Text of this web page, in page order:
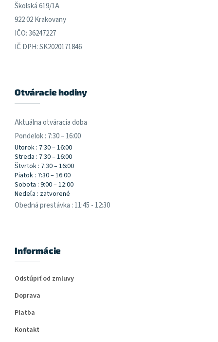
Školská 619/1A
922 02 Krakovany
IČO: 36247227
IČ DPH: SK2020171846
Otváracie hodiny
Aktuálna otváracia doba
Pondelok : 7:30 – 16:00
Utorok : 7:30 – 16:00
Streda : 7:30 – 16:00
Štvrtok : 7:30 – 16:00
Piatok : 7:30 – 16:00
Sobota : 9:00 – 12:00
Nedeľa : zatvorené
Obedná prestávka : 11:45 - 12:30
Informácie
Odstúpiť od zmluvy
Doprava
Platba
Kontakt